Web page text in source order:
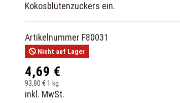
Kokosblütenzuckers ein.
Artikelnummer F80031
Nicht auf Lager
4,69 €
93,80 € 1 kg
inkl. MwSt.